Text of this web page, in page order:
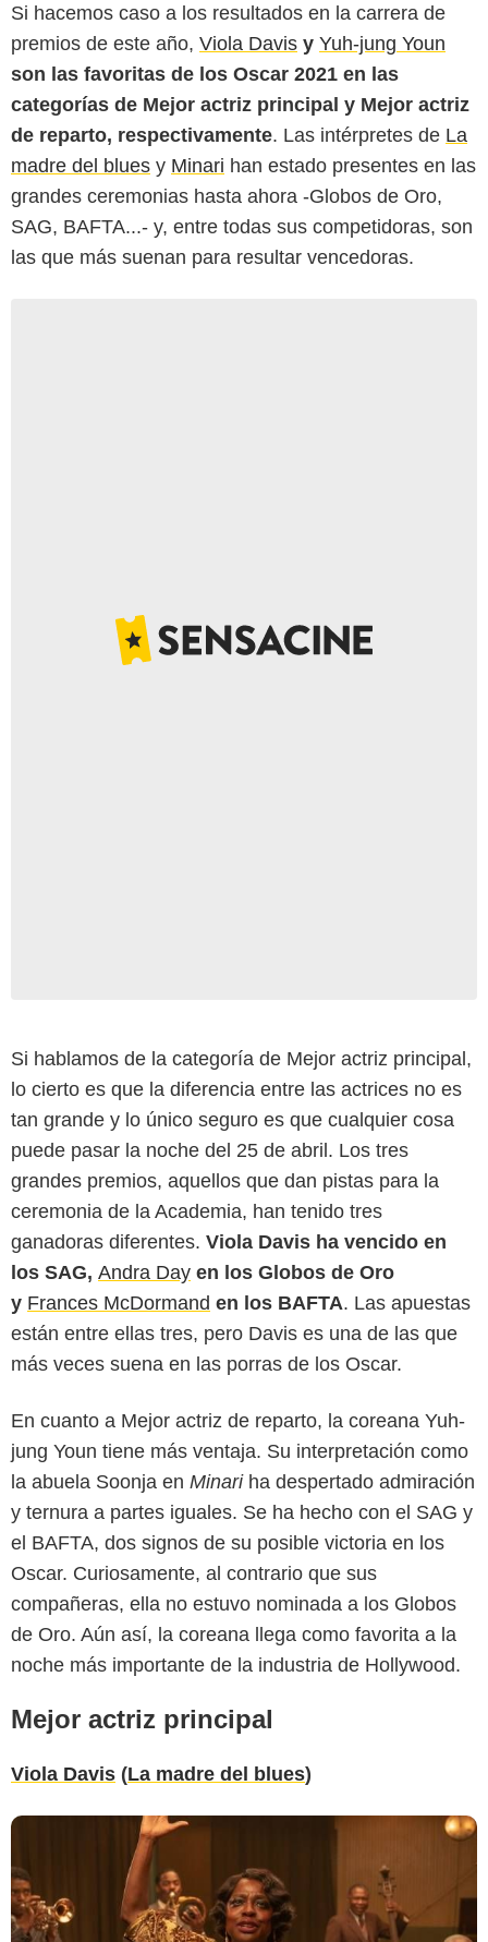
Si hacemos caso a los resultados en la carrera de
premios de este año, Viola Davis y Yuh-jung Youn
son las favoritas de los Oscar 2021 en las
categorías de Mejor actriz principal y Mejor actriz
de reparto, respectivamente. Las intérpretes de La
madre del blues y Minari han estado presentes en las
grandes ceremonias hasta ahora -Globos de Oro,
SAG, BAFTA...- y, entre todas sus competidoras, son
las que más suenan para resultar vencedoras.
Si hablamos de la categoría de Mejor actriz principal,
lo cierto es que la diferencia entre las actrices no es
tan grande y lo único seguro es que cualquier cosa
puede pasar la noche del 25 de abril. Los tres
grandes premios, aquellos que dan pistas para la
ceremonia de la Academia, han tenido tres
ganadoras diferentes. Viola Davis ha vencido en
los SAG, Andra Day en los Globos de Oro
y Frances McDormand en los BAFTA. Las apuestas
están entre ellas tres, pero Davis es una de las que
más veces suena en las porras de los Oscar.
En cuanto a Mejor actriz de reparto, la coreana Yuh-
jung Youn tiene más ventaja. Su interpretación como
la abuela Soonja en Minariha despertado admiración
y ternura a partes iguales. Se ha hecho con el SAG y
el BAFTA, dos signos de su posible victoria en los
Oscar. Curiosamente, al contrario que sus
compañeras, ella no estuvo nominada a los Globos
de Oro. Aún así, la coreana llega como favorita a la
noche más importante de la industria de Hollywood.
Mejor actriz principal
Viola Davis (La madre del blues)